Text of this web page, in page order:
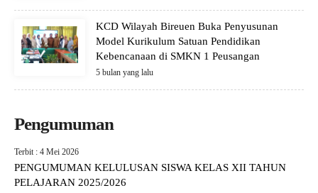
KCD Wilayah Bireuen Buka Penyusunan
Model Kurikulum Satuan Pendidikan
Kebencanaan di SMKN 1 Peusangan
5 bulan yang lalu
Pengumuman
Terbit : 4 Mei 2026
PENGUMUMAN KELULUSAN SISWA KELAS XII TAHUN
PELAJARAN 2025/2026